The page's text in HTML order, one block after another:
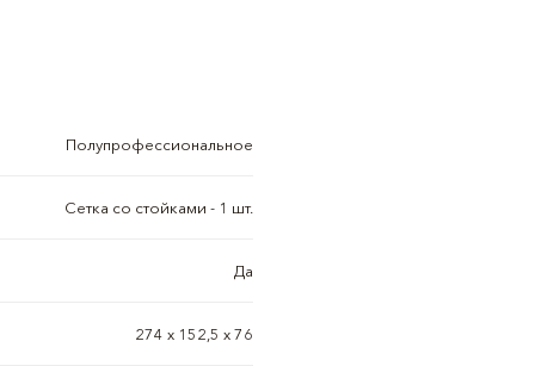
Полупрофессиональное
Сетка со стойками - 1 шт.
Да
274 х 152,5 х 76